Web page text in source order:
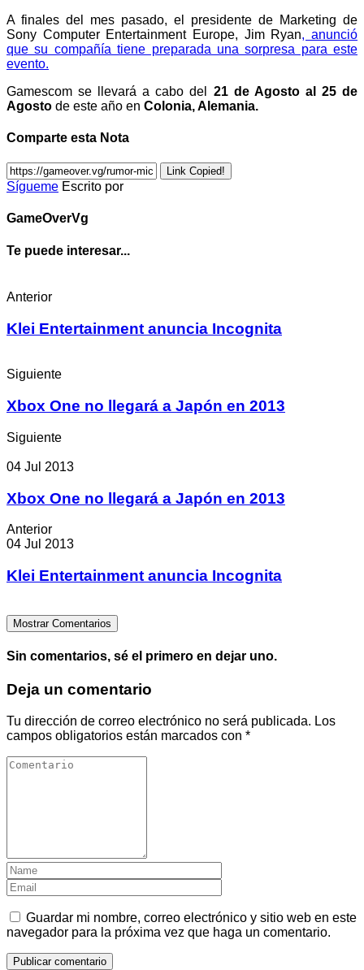
A finales del mes pasado, el presidente de Marketing de
Sony Computer Entertainment Europe, Jim Ryan, anunció
que su compañía tiene preparada una sorpresa para este
evento.
Gamescom se llevará a cabo del
21 de Agosto al 25 de
Agosto de este año en Colonia, Alemania.
Comparte esta Nota
Link Copied!
Sígueme Escrito por
GameOverVg
Te puede interesar...
Anterior
Klei Entertainment anuncia Incognita
Siguiente
Xbox One no llegará a Japón en 2013
Siguiente
04 Jul 2013
Xbox One no llegará a Japón en 2013
Anterior
04 Jul 2013
Klei Entertainment anuncia Incognita
Mostrar Comentarios
Sin comentarios, sé el primero en dejar uno.
Deja un comentario
Tu dirección de correo electrónico no será publicada. Los
campos obligatorios están marcados con *
Guardar mi nombre, correo electrónico y sitio web en este
navegador para la próxima vez que haga un comentario.